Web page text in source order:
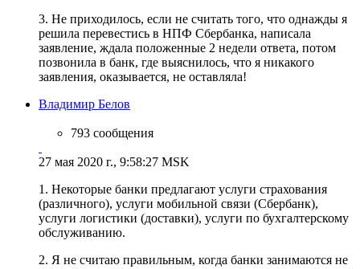
3. Не приходилось, если не считать того, что однажды я
решила перевестись в НПФ Сбербанка, написала
заявление, ждала положенные 2 недели ответа, потом
позвонила в банк, где выяснилось, что я никакого
заявления, оказывается, не оставляла!
Владимир Белов
793 сообщения
27 мая 2020 г., 9:58:27 MSK
1. Некоторые банки предлагают услуги страхования
(различного), услуги мобильной связи (Сбербанк),
услуги логистики (доставки), услуги по бухгалтерскому
обслуживанию.
2. Я не считаю правильным, когда банки занимаются не